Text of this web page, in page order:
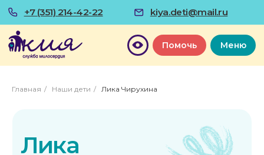
kiya.deti@mail.ru
+7 (351) 214-42-22
Главная / Наши дети / Лика Чирухина
Диагноз: Аутизм